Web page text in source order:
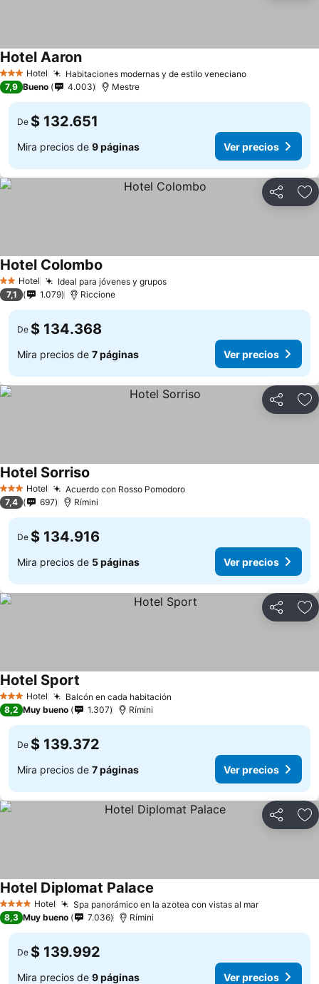
3 Estrellas
Hotel Habitaciones modernas y de estilo veneciano
Hotel Aaron
7,9 Bueno 4.003 Mestre
De $ 132.651
Mira precios de 9 páginas Ver precios
Compartir
2 Estrellas
Hotel Ideal para jóvenes y grupos
Hotel Colombo
7,1 1.079 Riccione
De $ 134.368
Mira precios de 7 páginas Ver precios
Compartir
3 Estrellas
Hotel Acuerdo con Rosso Pomodoro
Hotel Sorriso
7,4 697 Rímini
De $ 134.916
Mira precios de 5 páginas Ver precios
Compartir
3 Estrellas
Hotel Balcón en cada habitación
Hotel Sport
8,2 Muy bueno 1.307 Rímini
De $ 139.372
Mira precios de 7 páginas Ver precios
Compartir
4 EstrellasHotel Spa panorámico en la azotea con vistas al mar
Hotel Diplomat Palace
8,3 Muy bueno 7.036 Rímini
De $ 139.992
Mira precios de 9 páginas Ver precios